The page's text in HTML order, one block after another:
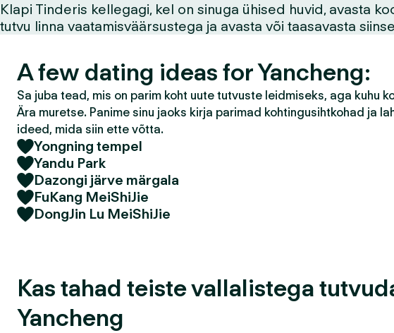
Klapi Tinderis kellegagi, kel on sinuga ühised huvid, avasta
tutvu linna vaatamisväärsustega ja avasta või taasavasta
A few dating ideas for Yancheng:
Sa juba tead, mis on parim koht uute tutvuste leidmiseks, aga kuhu
Ära muretse. Panime sinu jaoks kirja parimad kohtingusihtkohad ja
ideed, mida siin ette võtta.
Yongning tempel
Yandu Park
Dazongi järve märgala
FuKang MeiShiJie
DongJin Lu MeiShiJie
Kas tahad teiste vallalistega
Yancheng